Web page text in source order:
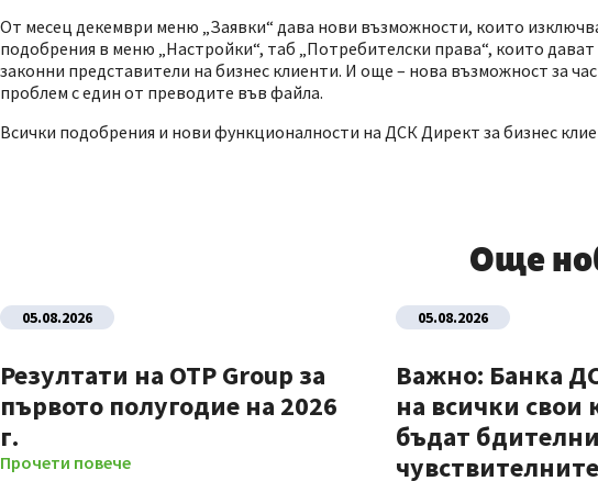
От месец декември меню „Заявки“ дава нови възможности, които
подобрения в меню „Настройки“, таб „Потребителски права“, които
законни представители на бизнес клиенти. И още – нова възможност за
проблем с един от преводите във файла.
Всички подобрения и нови функционалности на ДСК Директ за бизнес
Още
05.08.2026
Резултати на OTP Group за
първото полугодие на 2026
г.
Прочети повече
05.08.2026
Важно: Банка
на всички свои
бъдат